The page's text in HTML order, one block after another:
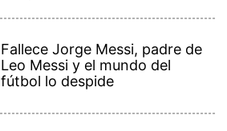
Fallece Jorge Messi, padre de
Leo Messi y el mundo del
fútbol lo despide